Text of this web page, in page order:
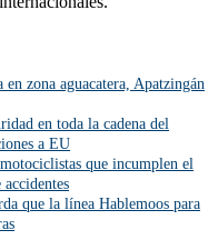
zona aguacatera, Apatzingán
en toda la cadena del
a EU
que incumplen el
que la línea Hablemoos para